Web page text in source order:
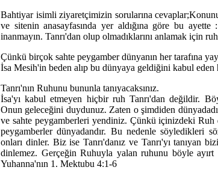
Bahtiyar isimli ziyaretçimizin sorularına
ve sitenin anasayfasında yer aldığına göre bu
inanmayın. Tanrı'dan olup olmadıklarını anlamak için
Çünkü birçok sahte peygamber dünyanın her tarafına
İsa Mesih'in beden alıp bu dünyaya geldiğini kabul eden
Tanrı'nın Ruhunu bununla tanıyacaksınız.
İsa'yı kabul etmeyen hiçbir ruh Tanrı'dan değildir.
Onun geleceğini duydunuz. Zaten o şimdiden
ve sahte peygamberleri yendiniz. Çünkü içinizdeki Ruh
peygamberler dünyadandır. Bu nedenle söyledikleri
onları dinler. Biz ise Tanrı'danız ve Tanrı'yı tanıyan
dinlemez. Gerçeğin Ruhuyla yalan ruhunu böyle
Yuhanna'nın 1. Mektubu 4:1-6